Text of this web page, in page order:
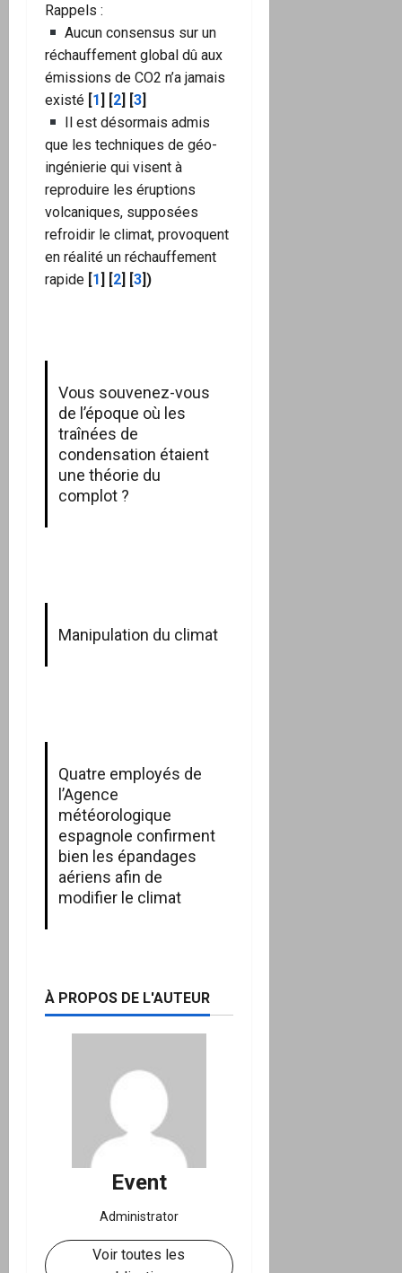
Rappels :
Aucun consensus sur un
réchauffement global dû aux
émissions de CO2 n’a jamais
existé 1 2 3
Il est désormais admis
que les techniques de géo-
ingénierie qui visent à
reproduire les éruptions
volcaniques, supposées
refroidir le climat, provoquent
en réalité un réchauffement
rapide 1 2 3 ])
Vous souvenez-vous
de l’époque où les
traînées de
condensation étaient
une théorie du
complot ?
Manipulation du climat
Quatre employés de
l’Agence
météorologique
espagnole confirment
bien les épandages
aériens afin de
modifier le climat
À PROPOS DE L'AUTEUR
Event
Administrator
Voir toutes les